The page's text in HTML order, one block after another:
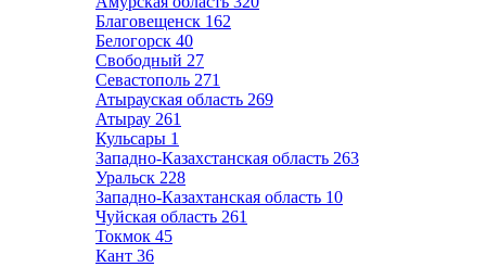
Благовещенск 162
Белогорск 40
Свободный 27
Севастополь 271
Атырауская область 269
Атырау 261
Кульсары 1
Западно-Казахстанская область 263
Уральск 228
Западно-Казахтанская область 10
Чуйская область 261
Токмок 45
Кант 36